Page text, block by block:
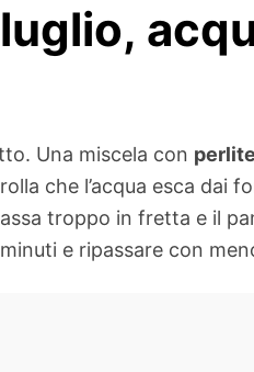
Una miscela con perlite
che l’acqua esca dai
troppo in fretta e il
e ripassare con